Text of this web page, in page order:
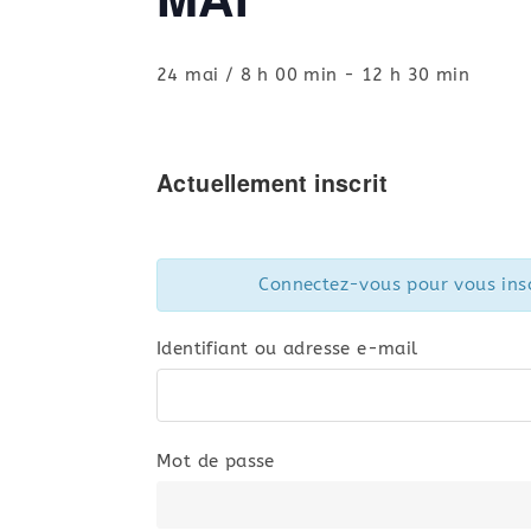
24 mai / 8 h 00 min - 12 h 30 min
Actuellement inscrit
Connectez-vous pour vous
Identifiant ou adresse e-mail
Mot de passe